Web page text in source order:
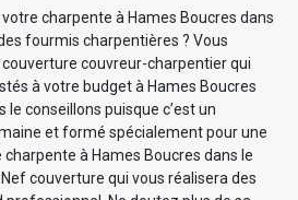
charpente à Hames Boucres dans
fourmis charpentières ? Vous
couvreur-charpentier qui
à votre budget à Hames Boucres
le conseillons puisque c’est un
et formé spécialement pour une
à Hames Boucres dans le
couverture qui vous réalisera des